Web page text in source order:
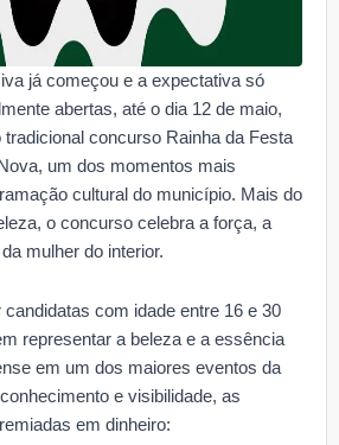
já começou e a expectativa só
abertas, até o dia 12 de maio,
concurso Rainha da Festa
um dos momentos mais
cultural do município. Mais do
o concurso celebra a força, a
mulher do interior.
com idade entre 16 e 30
representar a beleza e a essência
em um dos maiores eventos da
e visibilidade, as
em dinheiro: